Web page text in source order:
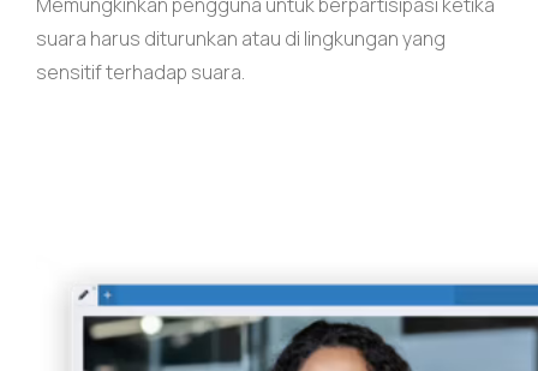
suara harus diturunkan atau di lingkungan yang
sensitif terhadap suara.